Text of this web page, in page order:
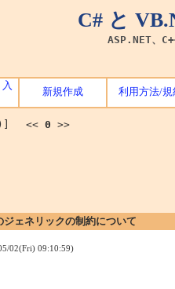
C# と
ASP.NET、
新規作成 利用方法/規
)] << 0 >>
ジェネリックの制約について
02(Fri) 09:10:59)